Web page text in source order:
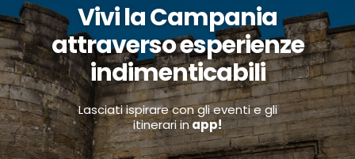
Vivi la Campania
attraverso esperienze
indimenticabili
Lasciati ispirare con gli eventi e gli
itinerari inapp!